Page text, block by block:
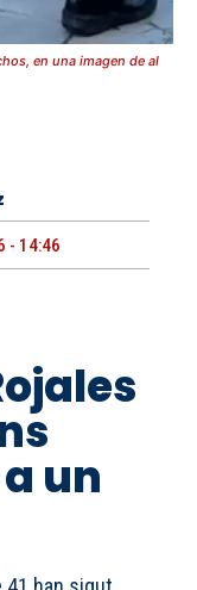
en una imagen de al
- 14:46
un